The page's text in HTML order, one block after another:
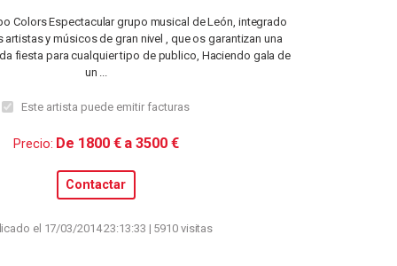
Colors Espectacular grupo musical de León, integrado
y músicos de gran nivel , que os garantizan una
fiesta para cualquier tipo de publico, Haciendo gala de
un ...
Este artista puede emitir facturas
Precio: De 1800 € a 3500 €
Contactar
el 17/03/2014 23:13:33 | 5910 visitas